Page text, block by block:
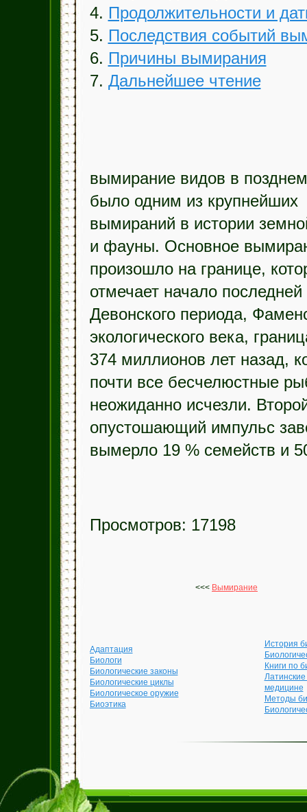
4. Продолжительности и
5. Последствия событий
6. Причины вымирания
7. Дальнейшее чтение
вымирание видов в
было одним из крупнейших
вымираний в истории
и фауны. Основное
произошло на границе,
отмечает начало
Девонского периода,
экологического века,
374 миллионов лет назад,
почти все бесчелюстные
неожиданно исчезли.
опустошающий импульс
вымерло 19 % семейств и
Просмотров: 17198
<<< Вымирание
Адаптация
Биологи
Биологические законы
Биологические циклы
Биологическое оружие
Биоэтика
История
Книги по
медицине
Методы